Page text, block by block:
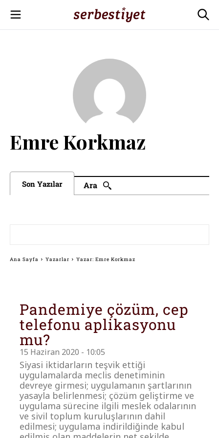
Emre Korkmaz
Son Yazılar Ara
Pandemiye çözüm, cep
telefonu aplikasyonu
mu?
15 Haziran 2020 - 10:05
Siyasi iktidarların teşvik ettiği
uygulamalarda meclis denetiminin
devreye girmesi; uygulamanın şartlarının
yasayla belirlenmesi; çözüm geliştirme ve
uygulama sürecine ilgili meslek odalarının
ve sivil toplum kuruluşlarının dahil
edilmesi; uygulama indirildiğinde kabul
Ana Sayfa Yazarlar Yazar: Emre Korkmaz